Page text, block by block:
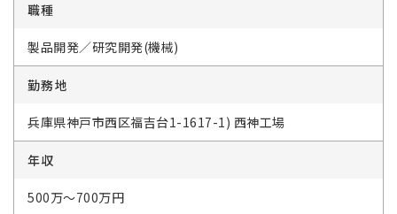
職種
製品開発／研究開発(機械)
勤務地
兵庫県神戸市西区福吉台1-1617-1) 西神工場
年収
500万～700万円